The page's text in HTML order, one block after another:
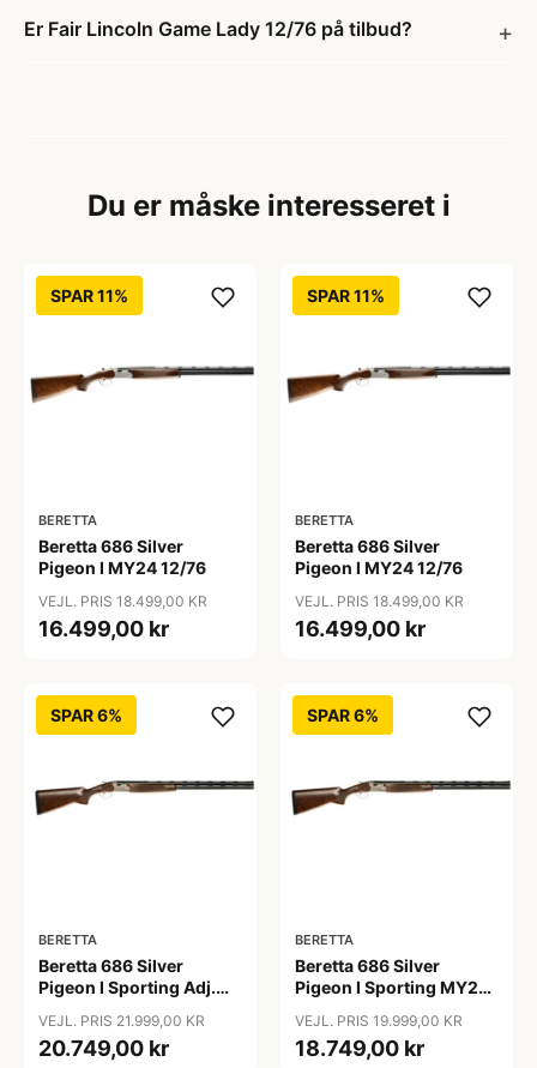
Er Fair Lincoln Game Lady 12/76 på tilbud?
Du er måske interesseret i
SPAR 11%
BERETTA
Beretta 686 Silver
Pigeon I MY24 12/76
VEJL. PRIS 18.499,00 KR
16.499,00 kr
SPAR 11%
BERETTA
Beretta 686 Silver
Pigeon I MY24 12/76
VEJL. PRIS 18.499,00 KR
16.499,00 kr
SPAR 6%
BERETTA
Beretta 686 Silver
Pigeon I Sporting Adj.
VEJL. PRIS 21.999,00 KR
20.749,00 kr
SPAR 6%
BERETTA
Beretta 686 Silver
Pigeon I Sporting MY24
VEJL. PRIS 19.999,00 KR
18.749,00 kr